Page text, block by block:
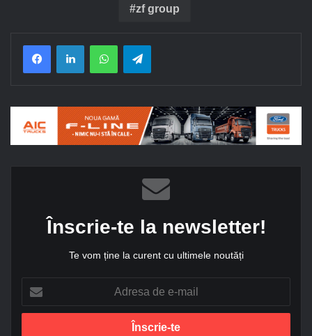
zf group
Înscrie-te la newsletter!
Te vom ține la curent cu ultimele noutăți
r